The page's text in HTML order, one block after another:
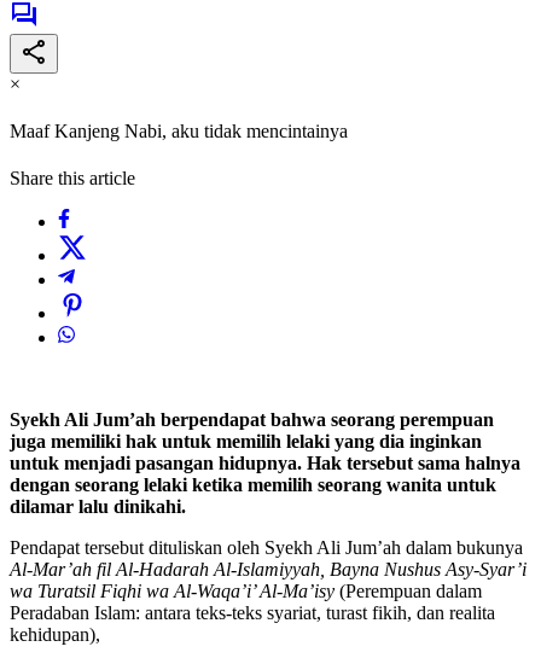
×
Maaf Kanjeng Nabi, aku tidak mencintainya
Share this article
Syekh Ali Jum’ah berpendapat bahwa seorang perempuan
juga memiliki hak untuk memilih lelaki yang dia inginkan
untuk menjadi pasangan hidupnya. Hak tersebut sama halnya
dengan seorang lelaki ketika memilih seorang wanita untuk
dilamar lalu dinikahi.
Pendapat tersebut dituliskan oleh Syekh Ali Jum’ah dalam bukunya
Al-Mar’ah fil Al-Hadarah Al-Islamiyyah, Bayna Nushus Asy-Syar’i
wa Turatsil Fiqhi wa Al-Waqa’i’ Al-Ma’isy (Perempuan dalam
Peradaban Islam: antara teks-teks syariat, turast fikih, dan realita
kehidupan),